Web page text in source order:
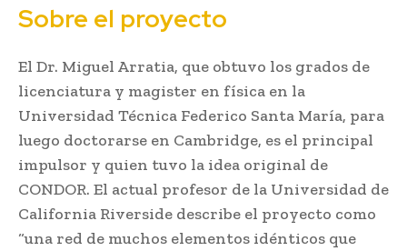
Sobre el proyecto
El Dr. Miguel Arratia, que obtuvo los grados de
licenciatura y magister en física en la
Universidad Técnica Federico Santa María, para
luego doctorarse en Cambridge, es el principal
impulsor y quien tuvo la idea original de
CONDOR. El actual profesor de la Universidad de
California Riverside describe el proyecto como
“una red de muchos elementos idénticos que